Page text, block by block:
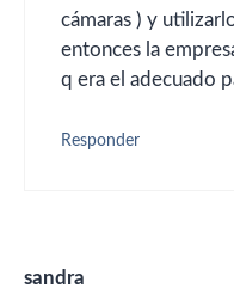
cámaras ) y
entonces la
q era el adecuado
Responder
sandra